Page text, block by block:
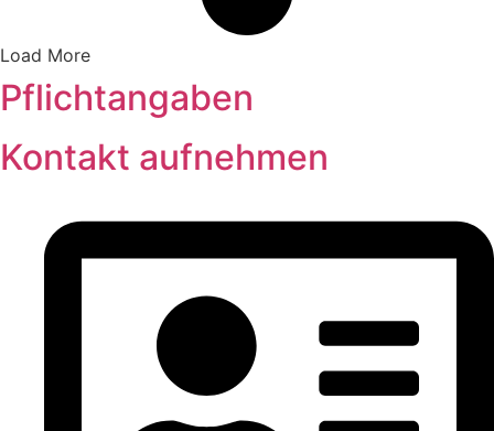
Load More
Pflichtangaben
Kontakt aufnehmen